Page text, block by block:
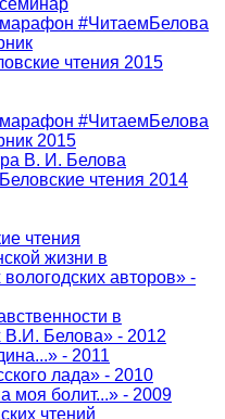
#ЧитаемБелова
чтения 2015
#ЧитаемБелова
2015
В. И. Белова
чтения 2014
чтения
жизни в
авторов» -
в
В.И. Белова» - 2012
- 2011
лада» - 2010
моя болит...» - 2009
чтений